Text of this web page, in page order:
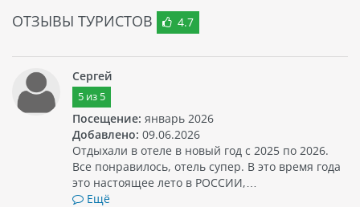
ОТЗЫВЫ ТУРИСТОВ 4.7
Сергей
5из 5
Посещение: январь 2026
Добавлено: 09.06.2026
Отдыхали в отеле в новый год с 2025 по 2026.
Все понравилось, отель супер. В это время года
это настоящее лето в РОССИИ,…
Ещё